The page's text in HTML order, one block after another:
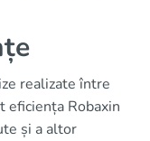
realizate între
eficiența Robaxin
și a altor